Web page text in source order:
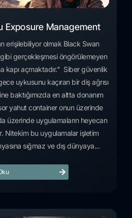
Exposure Management
erişilebiliyor olmak Black Swan
gerçekleşmesi öngörülemeyen
kapı açmaktadır." Siber güvenlik
uykusunu kaçıran bir diş ağrısı
baktığımızda en altta donanım
yahut container onun üzerinde
üzerinde uygulamaların heyecan
Nitekim bu uygulamalar işletim
sığmaz ve dış dünyaya...